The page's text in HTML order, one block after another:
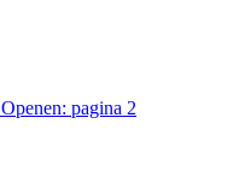
Openen: pagina 2